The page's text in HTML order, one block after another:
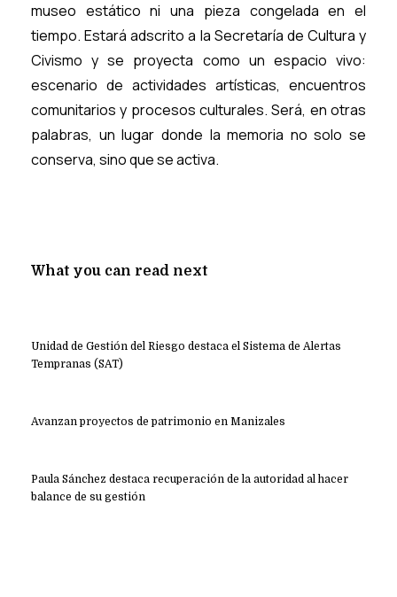
museo estático ni una pieza congelada en el
tiempo. Estará adscrito a la Secretaría de Cultura y
Civismo y se proyecta como un espacio vivo:
escenario de actividades artísticas, encuentros
comunitarios y procesos culturales. Será, en otras
palabras, un lugar donde la memoria no solo se
conserva, sino que se activa.
What you can read next
Unidad de Gestión del Riesgo destaca el Sistema de Alertas
Tempranas (SAT)
Avanzan proyectos de patrimonio en Manizales
Paula Sánchez destaca recuperación de la autoridad al hacer
balance de su gestión